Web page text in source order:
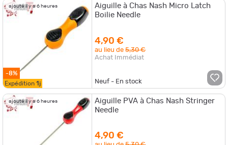
ajouté il y a 6 heures
-8%
Expédition 1j
Aiguille à Chas Nash Micro Latch
Boilie Needle
4,90 €
au lieu de5,30 €
Achat Immédiat
Neuf - En stock
ajouté il y a 6 heures
Aiguille PVA à Chas Nash Stringer
Needle
4,90 €